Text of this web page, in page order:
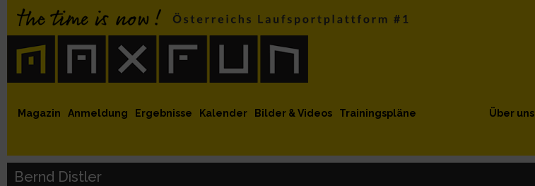
MaxFun Newsletter abonnieren
MaxFun auf Instagram
MaxFun auf Twitter
auf Youtube
auf Facebook
Magazin Anmeldung Ergebnisse Kalender Bilder & Videos Trainingspläne Über uns
Bernd Distler